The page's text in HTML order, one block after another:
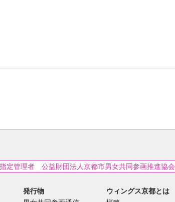
指定管理者 公益財団法人京都市男女共同参画推進協会
発行物
ウィングス京都とは